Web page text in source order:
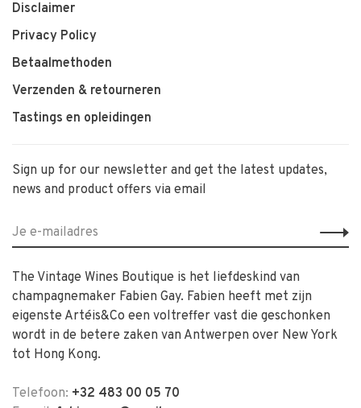
Disclaimer
Privacy Policy
Betaalmethoden
Verzenden & retourneren
Tastings en opleidingen
Sign up for our newsletter and get the latest updates,
news and product offers via email
The Vintage Wines Boutique is het liefdeskind van
champagnemaker Fabien Gay. Fabien heeft met zijn
eigenste Artéis&Co een voltreffer vast die geschonken
wordt in de betere zaken van Antwerpen over New York
tot Hong Kong.
Telefoon: +32 483 00 05 70